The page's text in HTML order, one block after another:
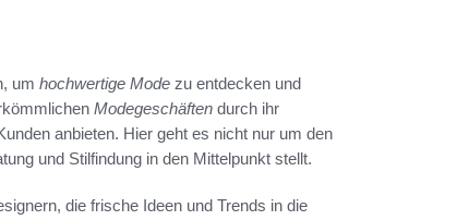
um hochwertige Mode zu entdecken und
Modegeschäften durch ihr
anbieten. Hier geht es nicht nur um den
und Stilfindung in den Mittelpunkt stellt.
die frische Ideen und Trends in die